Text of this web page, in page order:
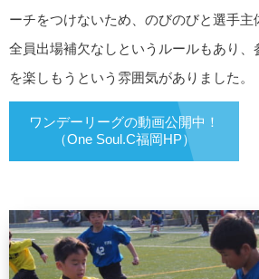
ーチをつけないため、のびのびと選手主
全員出場補欠なしというルールもあり、
を楽しもうという雰囲気がありました。
ワンデーリーグの動画公開中！
（One Soul.C福岡HP）